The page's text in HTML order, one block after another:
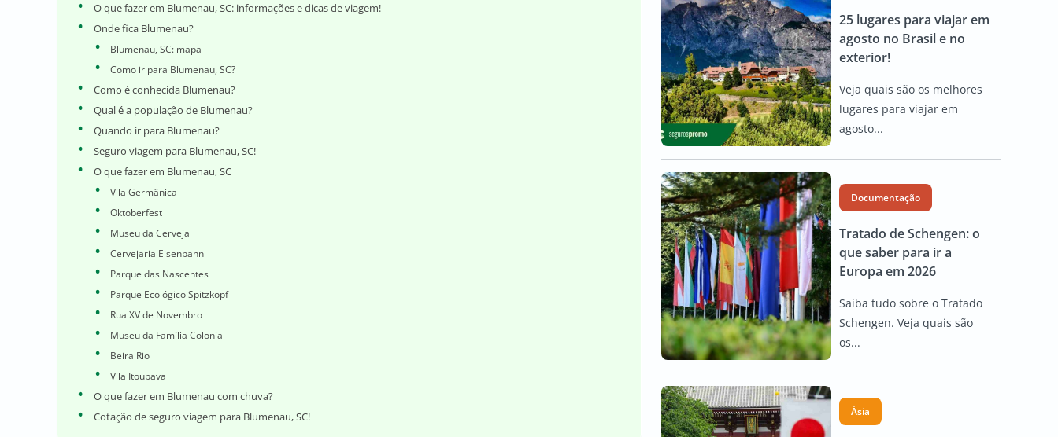
O que fazer em Blumenau, SC: informações e dicas de viagem!
Onde fica Blumenau?
Blumenau, SC: mapa
Como ir para Blumenau, SC?
Como é conhecida Blumenau?
Qual é a população de Blumenau?
Quando ir para Blumenau?
Seguro viagem para Blumenau, SC!
O que fazer em Blumenau, SC
Vila Germânica
Oktoberfest
Museu da Cerveja
Cervejaria Eisenbahn
Parque das Nascentes
Parque Ecológico Spitzkopf
Rua XV de Novembro
Museu da Família Colonial
Beira Rio
Vila Itoupava
O que fazer em Blumenau com chuva?
Cotação de seguro viagem para Blumenau, SC!
25 lugares para viajar em
agosto no Brasil e no
exterior!
Veja quais são os melhores
lugares para viajar em
agosto...
Documentação
Tratado de Schengen: o
que saber para ir a
Europa em 2026
Saiba tudo sobre o Tratado
Schengen. Veja quais são
os...
Ásia